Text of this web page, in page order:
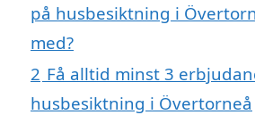
på husbesiktning i
med?
2 Få alltid minst 3
husbesiktning i Övertorneå